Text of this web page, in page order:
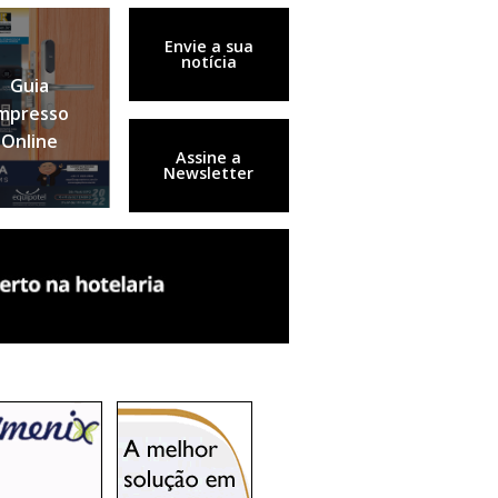
Guia
Online
Envie a sua
notícia
Assine a
Newsletter